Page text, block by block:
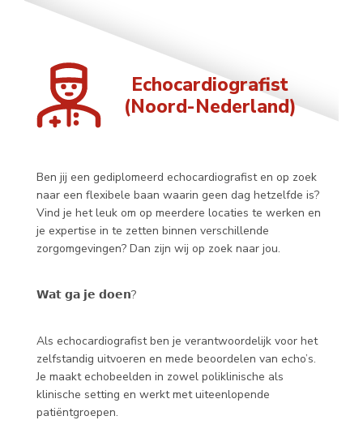
Echocardiografist
(Noord-Nederland)
Ben jij een gediplomeerd echocardiografist en op zoek
naar een flexibele baan waarin geen dag hetzelfde is?
Vind je het leuk om op meerdere locaties te werken en
je expertise in te zetten binnen verschillende
zorgomgevingen? Dan zijn wij op zoek naar jou.
𝗪𝗮𝘁 𝗴𝗮 𝗷𝗲 𝗱𝗼𝗲𝗻?
Als echocardiografist ben je verantwoordelijk voor het
zelfstandig uitvoeren en mede beoordelen van echo’s.
Je maakt echobeelden in zowel poliklinische als
klinische setting en werkt met uiteenlopende
patiëntgroepen.